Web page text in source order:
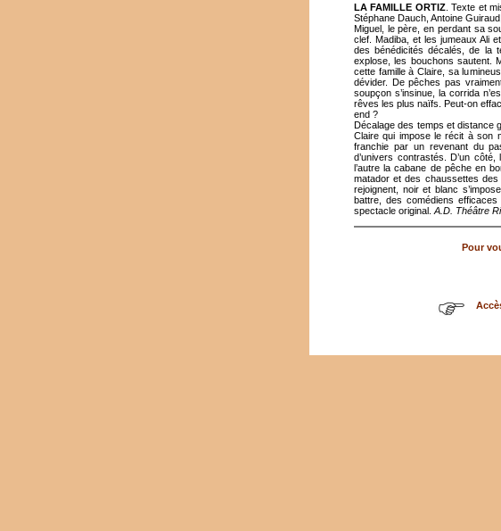
LA FAMILLE ORTIZ. Texte et
Stéphane Dauch, Antoine
Miguel, le père, en perdant sa
clef. Madiba, et les jumeaux Ali
des bénédicités décalés, de la
explose, les bouchons sautent.
cette famille à Claire, sa
dévider. De pêches pas
soupçon s’insinue, la corrida
rêves les plus naïfs. Peut-on
end ?
Décalage des temps et distance
Claire qui impose le récit à son
franchie par un revenant du
d’univers contrastés. D’un
l’autre la cabane de pêche en
matador et des chaussettes
rejoignent, noir et blanc
battre, des comédiens
spectacle original. A.D. Théâtre
Pour